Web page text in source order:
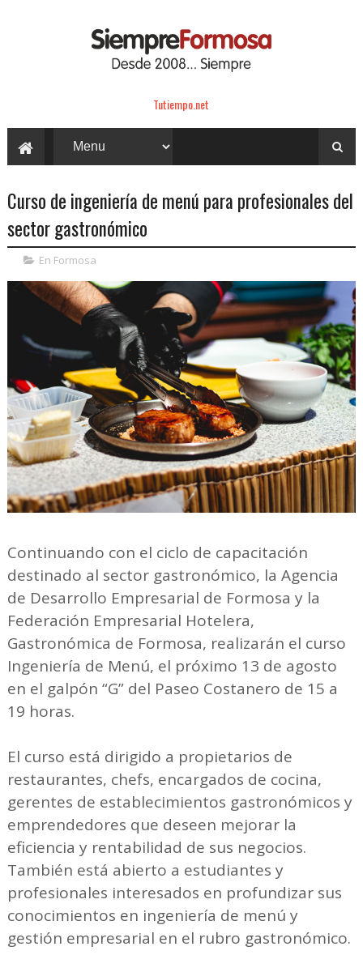
Tutiempo.net
Curso de ingeniería de menú para profesionales del
sector gastronómico
En Formosa
Continuando con el ciclo de capacitación
destinado al sector gastronómico, la Agencia
de Desarrollo Empresarial de Formosa y la
Federación Empresarial Hotelera,
Gastronómica de Formosa, realizarán el curso
Ingeniería de Menú, el próximo 13 de agosto
en el galpón “G” del Paseo Costanero de 15 a
19 horas.
El curso está dirigido a propietarios de
restaurantes, chefs, encargados de cocina,
gerentes de establecimientos gastronómicos y
emprendedores que deseen mejorar la
eficiencia y rentabilidad de sus negocios.
También está abierto a estudiantes y
profesionales interesados en profundizar sus
conocimientos en ingeniería de menú y
gestión empresarial en el rubro gastronómico.